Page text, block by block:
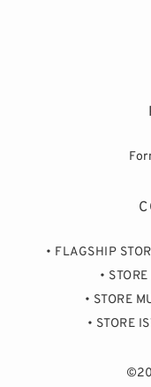
• FLAGSHIP
•
• STORE
• STORE